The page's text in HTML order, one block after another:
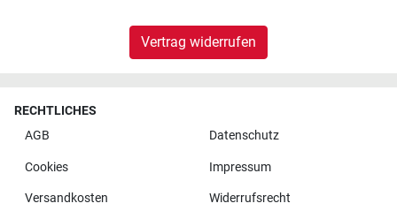
Vertrag widerrufen
RECHTLICHES
AGB
Datenschutz
Cookies Impressum
Versandkosten Widerrufsrecht